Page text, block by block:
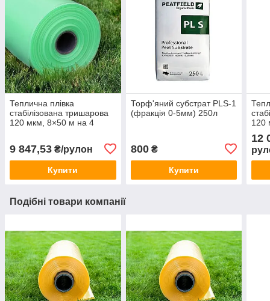
Теплична плівка
стабілізована тришарова
120 мкм, 8×50 м на 4
9 847,53 ₴/рулон
Купити
Торф'яний субстрат PLS-1
(фракція 0-5мм) 250л
800₴
Купити
120
12
Подібні товари компанії